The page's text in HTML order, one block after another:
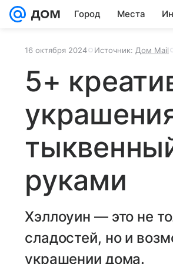
Город Места
16 октября 2024 Источник: Дом Mail
5+
руками
Хэллоуин — это не
сладостей, но и
украшении дома.